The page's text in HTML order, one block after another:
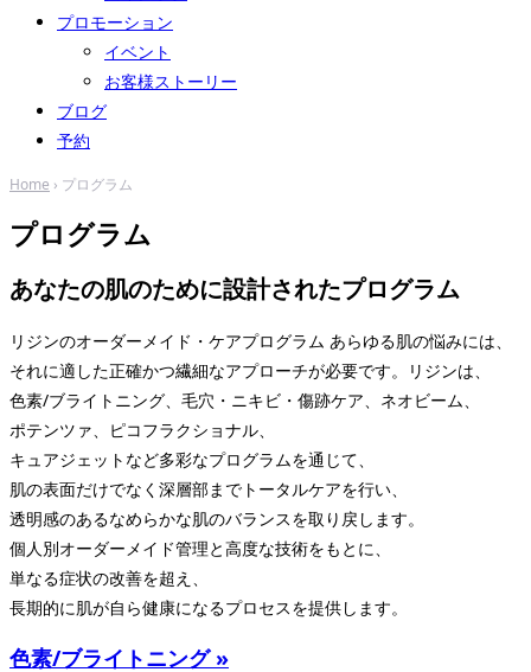
プロモーション
イベント
お客様ストーリー
ブログ
予約
Home › プログラム
プログラム
あなたの肌のために設計されたプログラム
リジンのオーダーメイド・ケアプログラム あらゆる肌の悩みには、
それに適した正確かつ繊細なアプローチが必要です。リジンは、
色素/ブライトニング、毛穴・ニキビ・傷跡ケア、ネオビーム、
ポテンツァ、ピコフラクショナル、
キュアジェットなど多彩なプログラムを通じて、
肌の表面だけでなく深層部までトータルケアを行い、
透明感のあるなめらかな肌のバランスを取り戻します。
個人別オーダーメイド管理と高度な技術をもとに、
単なる症状の改善を超え、
長期的に肌が自ら健康になるプロセスを提供します。
色素/ブライトニング »